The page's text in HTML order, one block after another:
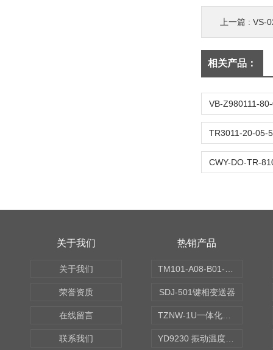
上一篇 : VS-
相关产品：
关于我们
关于我们
荣誉资质
在线留言
联系我们
热销产品
SDJ-501键相变送器